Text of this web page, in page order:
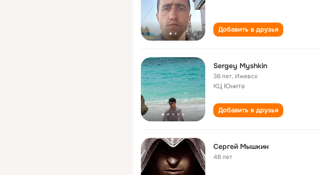
Добавить в друзья
Sergey Myshkin
38 лет, Ижевск
КЦ Юнита
Добавить в друзья
Сергей Мышкин
48 лет